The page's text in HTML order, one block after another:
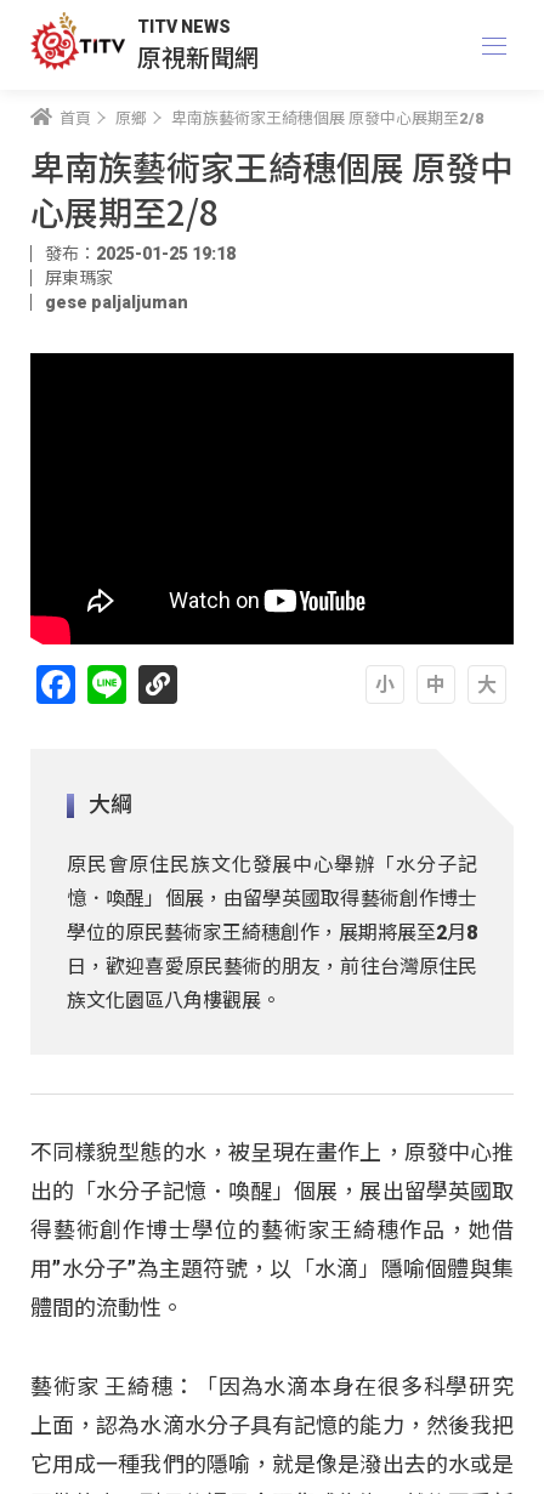
TITV NEWS
原視新聞網
首頁 原鄉 卑南族藝術家王綺穗個展 原發中心展期至2/8
卑南族藝術家王綺穗個展 原發中
心展期至2/8
發布：2025-01-25 19:18
屏東瑪家
gese paljaljuman
Facebook
Line
大綱
原民會原住民族文化發展中心舉辦「水分子記
憶．喚醒」個展，由留學英國取得藝術創作博士
學位的原民藝術家王綺穗創作，展期將展至2月8
日，歡迎喜愛原民藝術的朋友，前往台灣原住民
族文化園區八角樓觀展。
不同樣貌型態的水，被呈現在畫作上，原發中心推
出的「水分子記憶．喚醒」個展，展出留學英國取
得藝術創作博士學位的藝術家王綺穗作品，她借
用”水分子”為主題符號，以「水滴」隱喻個體與集
體間的流動性。
藝術家 王綺穗：「因為水滴本身在很多科學研究
上面，認為水滴水分子具有記憶的能力，然後我把
它用成一種我們的隱喻，就是像是潑出去的水或是